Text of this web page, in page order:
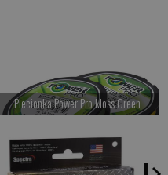
Plecionka Power Pro Moss Green
Kup teraz >